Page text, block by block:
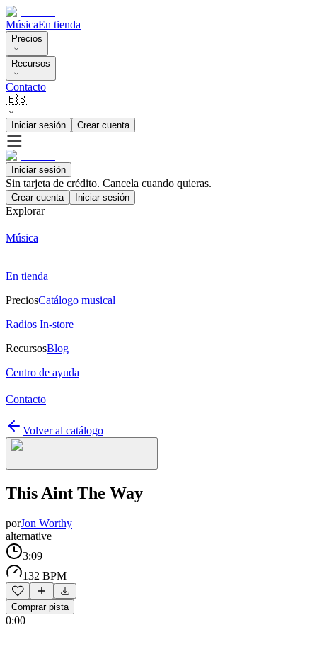
MúsicaEn tienda
Precios
Recursos
Contacto
🇪🇸
Iniciar sesión Crear cuenta
Iniciar sesión
Sin tarjeta de crédito. Cancela cuando quieras.
Crear cuenta Iniciar sesión
Explorar
Música
En tienda
PreciosCatálogo musical
Radios In-store
RecursosBlog
Centro de ayuda
Contacto
Volver al catálogo
This Aint The Way
porJon Worthy
alternative
3:09
132 BPM
Comprar pista
0:00